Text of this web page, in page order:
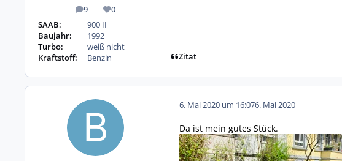
9
Beiträge0
Reputation
SAAB:
900 II
Baujahr:
1992
Turbo:
weiß nicht
Kraftstoff:
Benzin Zitat
6. Mai 2020 um 16:076. Mai 2020
Da ist mein gutes Stück.